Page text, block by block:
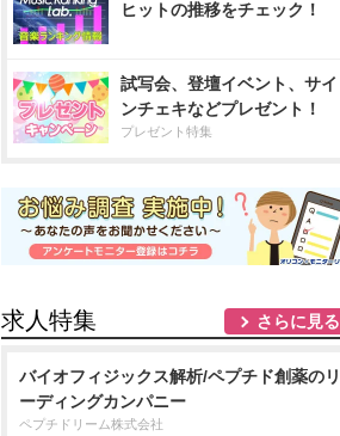
ヒットの推移をチェック！
試写会、登壇イベント、サイ
ンチェキなどプレゼント！
プレゼント特集
求人特集 さらに見る
バイオフィジックス解析/ペプチド創薬のリ
ーディングカンパニー
ペプチドリーム株式会社